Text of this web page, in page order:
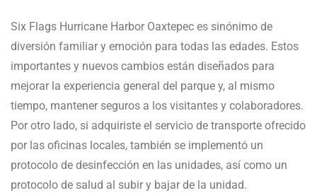
Six Flags Hurricane Harbor Oaxtepec es sinónimo de
diversión familiar y emoción para todas las edades. Estos
importantes y nuevos cambios están diseñados para
mejorar la experiencia general del parque y, al mismo
tiempo, mantener seguros a los visitantes y colaboradores.
Por otro lado, si adquiriste el servicio de transporte ofrecido
por las oficinas locales, también se implementó un
protocolo de desinfección en las unidades, así como un
protocolo de salud al subir y bajar de la unidad.